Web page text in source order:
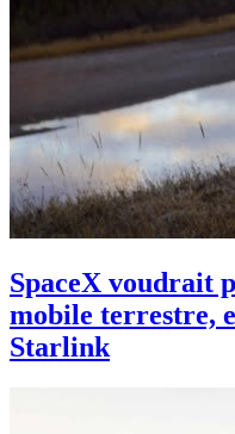
SpaceX voudrait
mobile terrestre,
Starlink